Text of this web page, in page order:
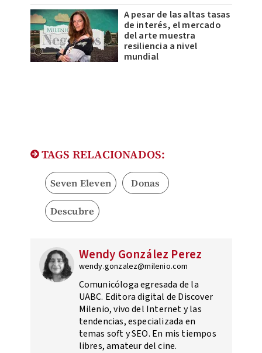
A pesar de las altas tasas
de interés, el mercado
del arte muestra
resiliencia a nivel
mundial
TAGS RELACIONADOS:
Seven Eleven Donas
Descubre
Wendy González Perez
wendy.gonzalez@milenio.com
Comunicóloga egresada de la
UABC. Editora digital de Discover
Milenio, vivo del Internet y las
tendencias, especializada en
temas soft y SEO. En mis tiempos
libres, amateur del cine.